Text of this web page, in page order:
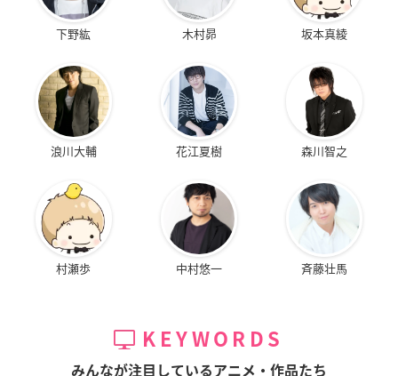
下野紘 木村昴 坂本真綾
浪川大輔 花江夏樹 森川智之
村瀬歩 中村悠一 斉藤壮馬
KEYWORDS
みんなが注目しているアニメ・作品たち